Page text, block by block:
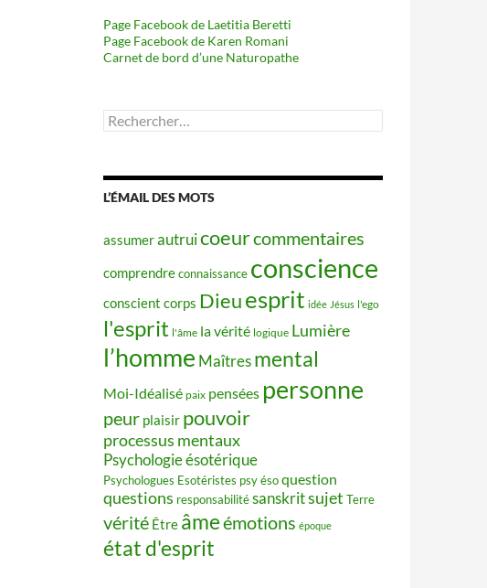
Page Facebook de Laetitia Beretti
Page Facebook de Karen Romani
Carnet de bord d’une Naturopathe
Rechercher :
L’ÉMAIL DES MOTS
assumerautruicoeurcommentaires
comprendreconnaissance conscience
conscient corps Dieuesprit idée Jésus l'ego
l'esprit l'âme la vérité logique Lumière
l’homme Maîtres mental
Moi-Idéalisé paix pensées personne
peur plaisir pouvoir
processus mentaux
Psychologie ésotérique
Psychologues Esotéristes psy ésoquestion
questions responsabilitésanskritsujet Terre
vérité Être âmeémotions époque
état d'esprit